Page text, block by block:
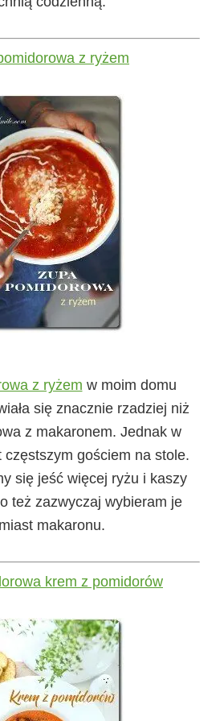
z ryżem
z ryżem w moim domu
się znacznie rzadziej niż
z makaronem. Jednak w
częstszym gościem na stole.
się jeść więcej ryżu i kaszy
też zazwyczaj wybieram je
makaronu.
krem z pomidorów